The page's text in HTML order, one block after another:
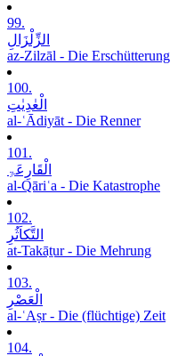
99.
الزِّلْزَالِ
az-Zilzāl - Die Erschütterung
100.
الْعٰدِیٰتِ
al-ʿĀdiyāt - Die Renner
101.
الْقَارِعَۃِ
al-Qāriʿa - Die Katastrophe
102.
التَّکاَثُرِ
at-Takāṯur - Die Mehrung
103.
الْعَصْرِ
al-ʿAṣr - Die (flüchtige) Zeit
104.